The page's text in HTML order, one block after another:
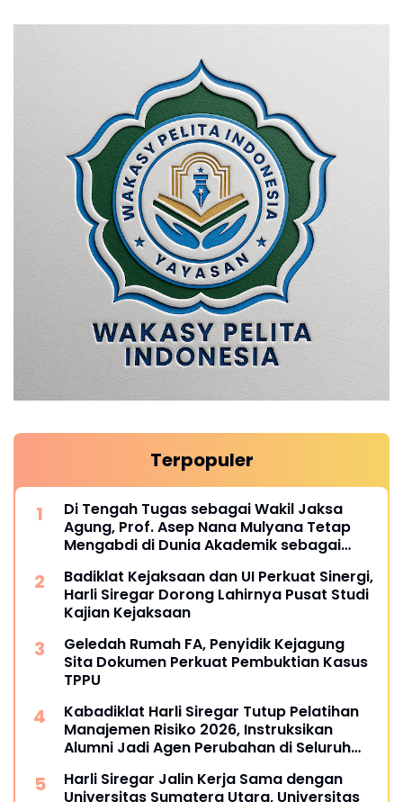
Terpopuler
Di Tengah Tugas sebagai Wakil Jaksa
Agung, Prof. Asep Nana Mulyana Tetap
Mengabdi di Dunia Akademik sebagai
Badiklat Kejaksaan dan UI Perkuat Sinergi,
Harli Siregar Dorong Lahirnya Pusat Studi
Kajian Kejaksaan
Geledah Rumah FA, Penyidik Kejagung
Sita Dokumen Perkuat Pembuktian Kasus
TPPU
Kabadiklat Harli Siregar Tutup Pelatihan
Manajemen Risiko 2026, Instruksikan
Alumni Jadi Agen Perubahan di Seluruh
Harli Siregar Jalin Kerja Sama dengan
Universitas Sumatera Utara, Universitas